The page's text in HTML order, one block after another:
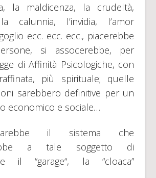
la maldicenza, la crudeltà,
calunnia, l’invidia, l’amor
ecc. ecc. ecc., piacerebbe
si assocerebbe, per
di Affinità Psicologiche, con
più spirituale; quelle
sarebbero definitive per un
economico e sociale…
il sistema che
a tale soggetto di
il “garage“, la “cloaca”